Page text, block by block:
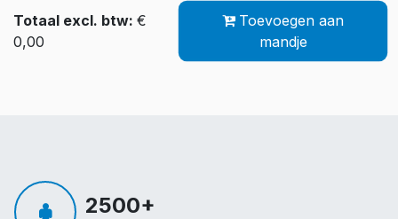
Totaal excl. btw: €
0,00
Toevoegen aan
mandje
2500+